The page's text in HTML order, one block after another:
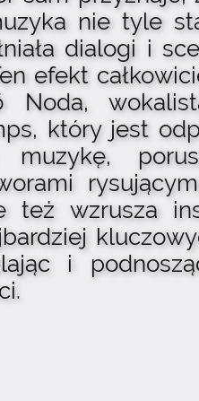
nie tyle
dialogi i
efekt
Noda,
który jest
muzykę,
też wzrusza
i